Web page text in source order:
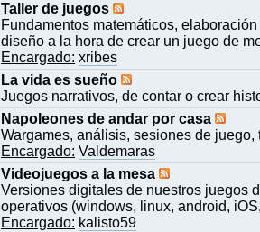
Taller de juegos
Fundamentos matemáticos,
diseño a la hora de crear un juego de
Encargado: xribes
La vida es sueño
Juegos narrativos, de contar o crear
Napoleones de andar por casa
Wargames, análisis, sesiones de
Encargado: Valdemaras
Videojuegos a la mesa
Versiones digitales de nuestros juegos
operativos (windows, linux, android,
Encargado: kalisto59